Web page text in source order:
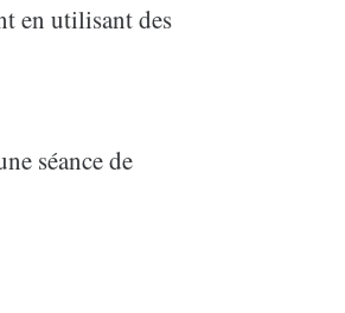
en utilisant des
séance de